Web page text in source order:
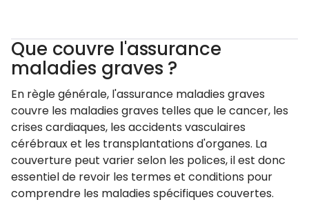
Que couvre l'assurance
maladies graves ?
En règle générale, l'assurance maladies graves
couvre les maladies graves telles que le cancer, les
crises cardiaques, les accidents vasculaires
cérébraux et les transplantations d'organes. La
couverture peut varier selon les polices, il est donc
essentiel de revoir les termes et conditions pour
comprendre les maladies spécifiques couvertes.